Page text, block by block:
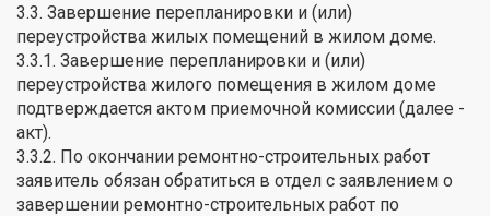
3.3. Завершение перепланировки и (или)
переустройства жилых помещений в жилом доме.
3.3.1. Завершение перепланировки и (или)
переустройства жилого помещения в жилом доме
подтверждается актом приемочной комиссии (далее -
акт).
3.3.2. По окончании ремонтно-строительных работ
заявитель обязан обратиться в отдел с заявлением о
завершении ремонтно-строительных работ по